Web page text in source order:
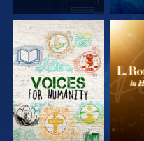
VERKEN DE SERIE